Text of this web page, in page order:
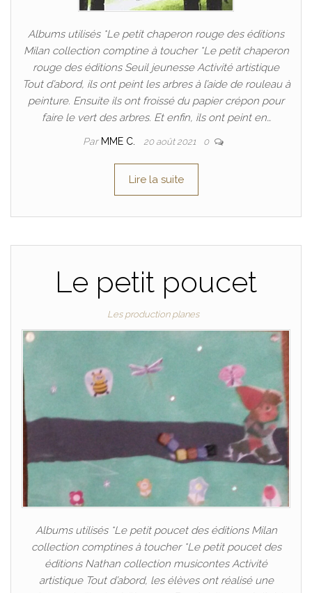
Albums utilisés *Le petit chaperon rouge des éditions
Milan collection comptine à toucher *Le petit chaperon
rouge des éditions Seuil jeunesse Activité artistique
Tout d’abord, ils ont peint les arbres à l’aide de rouleau à
peinture. Ensuite ils ont froissé du papier crépon pour
faire le vert des arbres. Et enfin, ils ont peint en…
Par MME C. 20 août 2021 0
Lire la suite
Le petit poucet
Les production planes
Albums utilisés *Le petit poucet des éditions Milan
collection comptines à toucher *Le petit poucet des
éditions Nathan collection musicontes Activité
artistique Tout d’abord, les élèves ont réalisé une